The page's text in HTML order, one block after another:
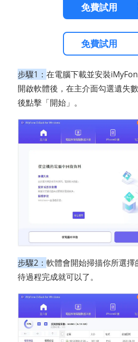
免費試用
免費試用
步驟1： 在電腦下載並安裝
開啟軟體後，在主介面勾選遺失
後點擊「開始」。
步驟2： 軟體會開始掃描你所選
待過程完成就可以了。